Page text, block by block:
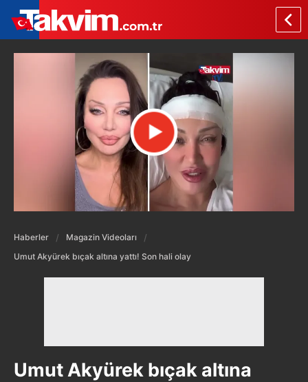
Haberler
Magazin Videoları
Umut Akyürek bıçak altına yattı! Son hali olay
Umut Akyürek bıçak altına